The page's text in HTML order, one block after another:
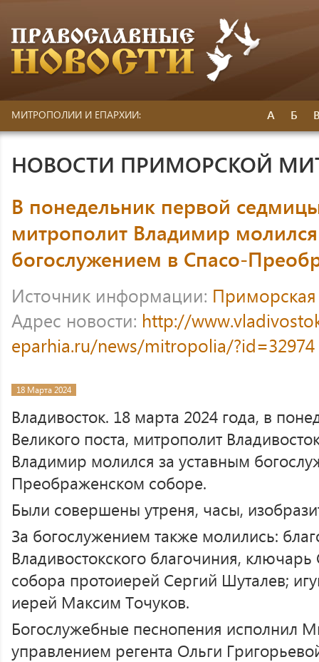
МИТРОПОЛИИ И ЕПАРХИИ: А Б
НОВОСТИ ПРИМОРСКОЙ
В понедельник первой
митрополит Владимир
богослужением в Спасо-
Источник информации:
Адрес новости: http://
eparhia.ru/news/mitropolia/?id=32974
18 Марта 2024
Владивосток. 18 марта 2024 года, в
Великого поста, митрополит
Владимир молился за уставным
Преображенском соборе.
Были совершены утреня, часы,
За богослужением также молились:
Владивостокского благочиния,
собора протоиерей Сергий Шуталев;
иерей Максим Точуков.
Богослужебные песнопения исполнил
управлением регента Ольги